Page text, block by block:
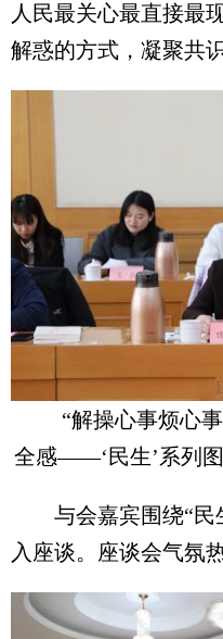
人民最关心最直接最
解惑的方式，凝聚共
“解操心事烦心
全感——‘民生’系列图
与会嘉宾围绕“民
入座谈。座谈会气氛